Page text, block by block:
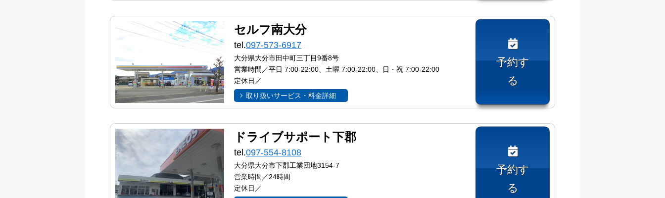
セルフ南大分
tel.097-573-6917
大分県大分市田中町三丁目9番8号
営業時間／平日 7:00-22:00、土曜 7:00-22:00、日・祝 7:00-22:00
定休日／
取り扱いサービス・料金詳細
予約す
る
ドライブサポート下郡
tel.097-554-8108
大分県大分市下郡工業団地3154-7
営業時間／24時間
定休日／
予約す
る